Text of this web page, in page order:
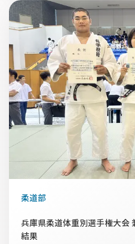
柔道部
兵庫県柔道体重別選手権大会
結果